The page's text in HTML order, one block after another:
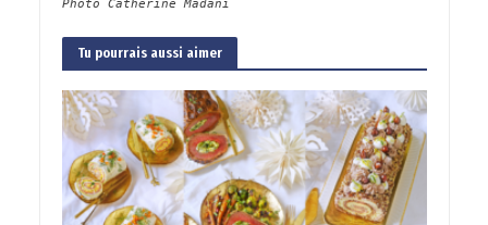
Photo Catherine Madani
Tu pourrais aussi aimer